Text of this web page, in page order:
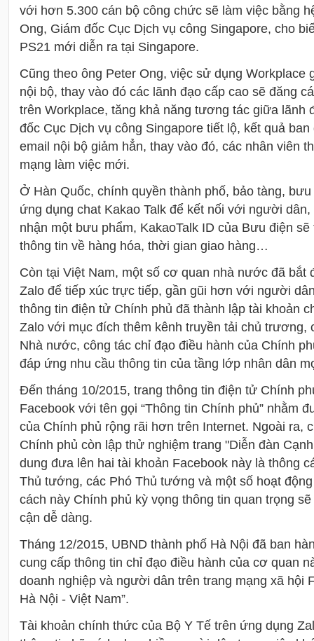
với hơn 5.300 cán bộ công chức sẽ làm việc bằng
Ong, Giám đốc Cục Dịch vụ công Singapore, cho
PS21 mới diễn ra tại Singapore.
Cũng theo ông Peter Ong, việc sử dụng Workplace
nội bộ, thay vào đó các lãnh đạo cấp cao sẽ đăng
trên Workplace, tăng khả năng tương tác giữa lãnh
đốc Cục Dịch vụ công Singapore tiết lộ, kết quả
email nội bộ giảm hẳn, thay vào đó, các nhân viên
mạng làm việc mới.
Ở Hàn Quốc, chính quyền thành phố, bảo tàng,
ứng dụng chat Kakao Talk để kết nối với người
nhận một bưu phẩm, KakaoTalk ID của Bưu điện
thông tin về hàng hóa, thời gian giao hàng…
Còn tại Việt Nam, một số cơ quan nhà nước đã bắt
Zalo để tiếp xúc trực tiếp, gần gũi hơn với người
thông tin điện tử Chính phủ đã thành lập tài khoản
Zalo với mục đích thêm kênh truyền tải chủ trương,
Nhà nước, công tác chỉ đạo điều hành của Chính
đáp ứng nhu cầu thông tin của tầng lớp nhân dân
Đến tháng 10/2015, trang thông tin điện tử Chính
Facebook với tên gọi “Thông tin Chính phủ” nhằm
của Chính phủ rộng rãi hơn trên Internet. Ngoài ra,
Chính phủ còn lập thử nghiệm trang "Diễn đàn
dung đưa lên hai tài khoản Facebook này là thông
Thủ tướng, các Phó Thủ tướng và một số hoạt
cách này Chính phủ kỳ vọng thông tin quan trọng
cận dễ dàng.
Tháng 12/2015, UBND thành phố Hà Nội đã ban
cung cấp thông tin chỉ đạo điều hành của cơ quan
doanh nghiệp và người dân trên trang mạng xã hội
Hà Nội - Việt Nam”.
Tài khoản chính thức của Bộ Y Tế trên ứng dụng